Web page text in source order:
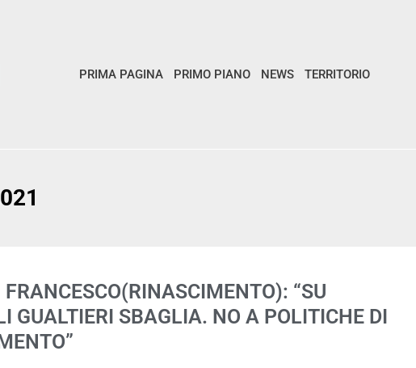
PRIMA PAGINA PRIMO PIANO NEWS TERRITORIO
“SU
GUALTIERI SBAGLIA. NO A POLITICHE DI